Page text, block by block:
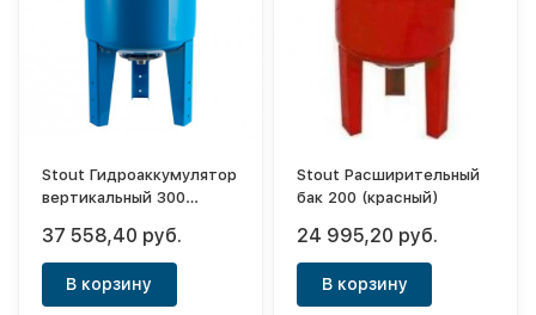
Stout Гидроаккумулятор
вертикальный 300
37 558,40 руб.
В корзину
Stout Расширительный
бак 200 (красный)
24 995,20 руб.
В корзину